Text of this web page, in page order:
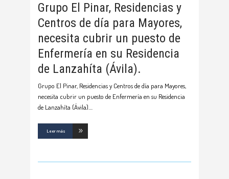
Grupo El Pinar, Residencias y
Centros de día para Mayores,
necesita cubrir un puesto de
Enfermería en su Residencia
de Lanzahíta (Ávila).
Grupo El Pinar, Residencias y Centros de día para Mayores,
necesita cubrir un puesto de Enfermería en su Residencia
de Lanzahíta (Ávila).
Leer más